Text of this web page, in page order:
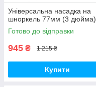
Універсальна насадка на
шноркель 77мм (3 дюйма)
Готово до відправки
945 ₴ 1 215 ₴
Купити